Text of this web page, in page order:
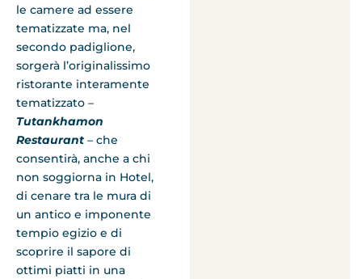
le camere ad essere
tematizzate ma, nel
secondo padiglione,
sorgerà l’originalissimo
ristorante interamente
tematizzato –
Tutankhamon
Restaurant – che
consentirà, anche a chi
non soggiorna in Hotel,
di cenare tra le mura di
un antico e imponente
tempio egizio e di
scoprire il sapore di
ottimi piatti in una